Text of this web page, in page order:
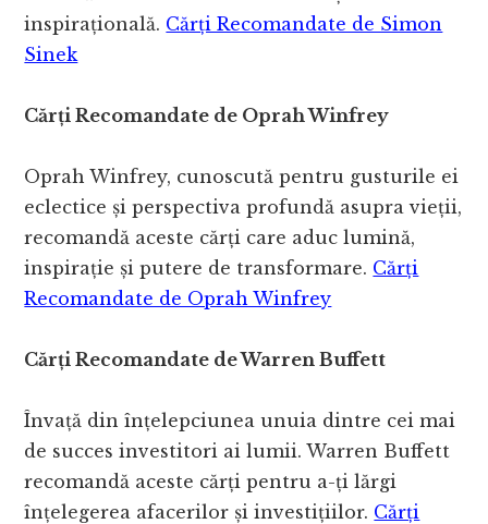
inspirațională. Cărți Recomandate de Simon
Sinek
Cărți Recomandate de Oprah Winfrey
Oprah Winfrey, cunoscută pentru gusturile ei
eclectice și perspectiva profundă asupra vieții,
recomandă aceste cărți care aduc lumină,
inspirație și putere de transformare. Cărți
Recomandate de Oprah Winfrey
Cărți Recomandate de Warren Buffett
Învață din înțelepciunea unuia dintre cei mai
de succes investitori ai lumii. Warren Buffett
recomandă aceste cărți pentru a-ți lărgi
înțelegerea afacerilor și investițiilor. Cărți